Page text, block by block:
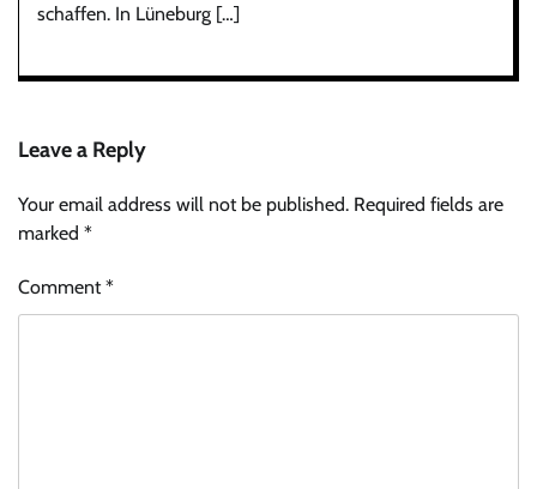
schaffen. In Lüneburg […]
Leave a Reply
Your email address will not be published. Required fields are
marked *
Comment*